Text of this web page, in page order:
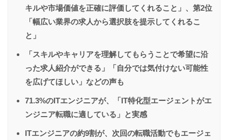
キルや市場価値を正確に評価してくれること」、第2位
「幅広い業界の求人から選択肢を提示してくれるこ
と」
「スキルやキャリアを理解してもらうことで希望に沿
った求人紹介ができる」「自分では気付けない可能性
を広げてほしい」などの声も
71.3%のITエンジニアが、「IT特化型エージェントがエ
ンジニア転職に適している」と実感
ITエンジニアの約9割が、次回の転職活動でもエージェ